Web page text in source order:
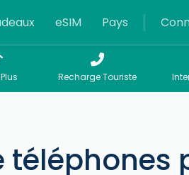
eSIM Pays
Recharge Touriste
téléphones